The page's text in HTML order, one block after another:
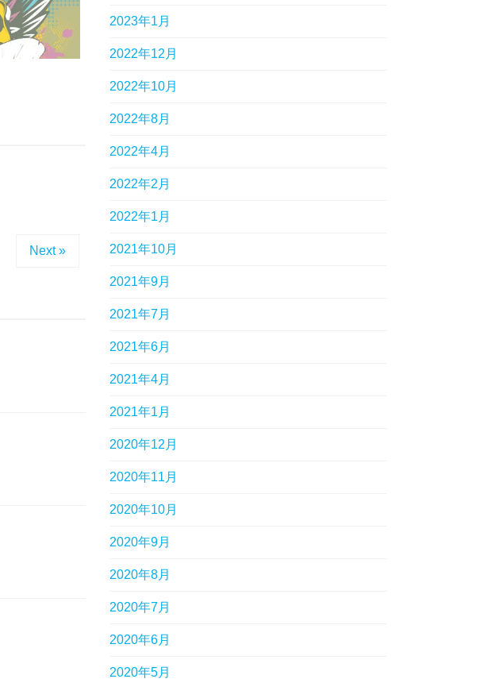
Next »
2023年1月
2022年12月
2022年10月
2022年8月
2022年4月
2022年2月
2022年1月
2021年10月
2021年9月
2021年7月
2021年6月
2021年4月
2021年1月
2020年12月
2020年11月
2020年10月
2020年9月
2020年8月
2020年7月
2020年6月
2020年5月